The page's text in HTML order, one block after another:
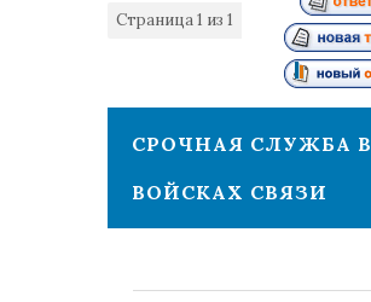
Страница1 из 1
СРОЧНАЯ СЛУЖБА В
ВОЙСКАХ СВЯЗИ